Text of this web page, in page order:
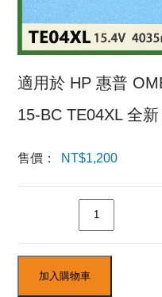
適用於 HP 惠普
15-BC TE04XL 全
售價： NT$1,200
加入購物車